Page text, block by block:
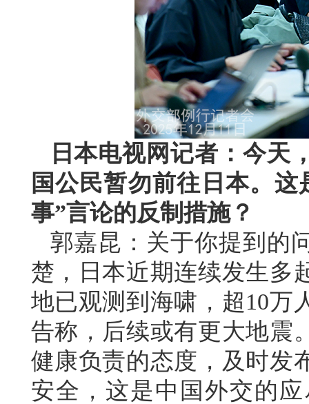
日本电视网记者：今天
国公民暂勿前往日本。
事”言论的反制措施？
郭嘉昆：关于你提到的
楚，日本近期连续发生多
地已观测到海啸，超10万
告称，后续或有更大地震
健康负责的态度，及时发
安全，这是中国外交的